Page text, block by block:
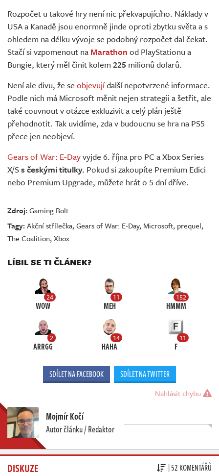
Rozpočet u takové hry není nic překvapujícího. Náklady v
USA a Kanadě jsou enormně jinde oproti zbytku světa a s
ohledem na délku vývoje se podobný rozpočet dal čekat.
Stačí si vzpomenout na Marathon od PlayStationu a
Bungie, který měl činit kolem 225 milionů dolarů.
Není ale divu, že se objevujídalší nepotvrzené informace.
Podle nich má Microsoft měnit nejen strategii a šetřit, ale
také couvnout v otázce exkluzivit a celý plán ještě
přehodnotit. Tak uvidíme, zda v budoucnu se hra na PS5
přece jen neobjeví.
Gears of War: E-Dayvyjde 6. října pro PC a Xbox Series
X/Ss českými titulky. Pokud si zakoupíte Premium Edici
nebo Premium Upgrade, můžete hrát o 5 dní dříve.
Zdroj:Gaming Bolt
Tagy:Akční střílečka,Gears of War: E-Day, Microsoft, prequel,
The Coalition,Xbox
LÍBIL SE TI ČLÁNEK?
24
WOW
11
MEH
152
HMMM
2
ARRGG
14
HAHA
11
F
SDÍLET NA FACEBOOK SDÍLET NA TWITTER
Nahlásit chybu
Mojmír Kočí
Autor článku / Redaktor
DISKUZE | 52 KOMENTÁŘŮ